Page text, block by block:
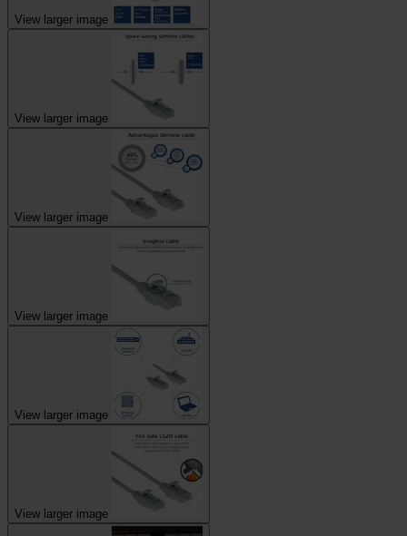
View larger image
View larger image
View larger image
View larger image
View larger image
View larger image